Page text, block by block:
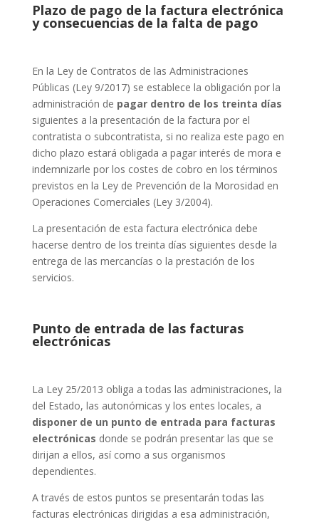
Plazo de pago de la factura electrónica
y consecuencias de la falta de pago
En la Ley de Contratos de las Administraciones
Públicas (Ley 9/2017) se establece la obligación por la
administración de pagar dentro de los treinta días
siguientes a la presentación de la factura por el
contratista o subcontratista, si no realiza este pago en
dicho plazo estará obligada a pagar interés de mora e
indemnizarle por los costes de cobro en los términos
previstos en la Ley de Prevención de la Morosidad en
Operaciones Comerciales (Ley 3/2004).
La presentación de esta factura electrónica debe
hacerse dentro de los treinta días siguientes desde la
entrega de las mercancías o la prestación de los
servicios.
Punto de entrada de las facturas
electrónicas
La Ley 25/2013 obliga a todas las administraciones, la
del Estado, las autonómicas y los entes locales, a
disponer de un punto de entrada para facturas
electrónicas donde se podrán presentar las que se
dirijan a ellos, así como a sus organismos
dependientes.
A través de estos puntos se presentarán todas las
facturas electrónicas dirigidas a esa administración,